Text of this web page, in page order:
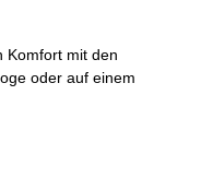
Komfort mit den
oder auf einem